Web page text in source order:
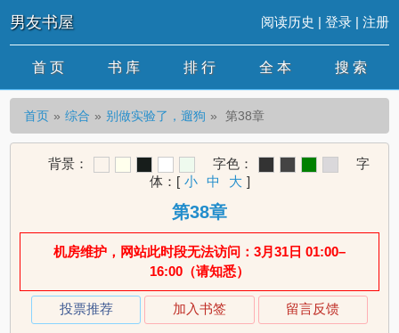
男友书屋 阅读历史 | 登录| 注册
首 页 书 库 排 行 全 本 搜 索
首页 综合 别做实验了，遛狗 第38章
背景： 字色：
字
体： [ 小 中 大 ]
第38章
机房维护，网站此时段无法访问：3月31日 01:00–
16:00（请知悉）
投票推荐 加入书签 留言反馈